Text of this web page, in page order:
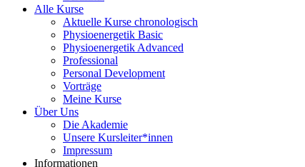
Alle Kurse
Aktuelle Kurse chronologisch
Physioenergetik Basic
Physioenergetik Advanced
Professional
Personal Development
Vorträge
Meine Kurse
Über Uns
Die Akademie
Unsere Kursleiter*innen
Impressum
Informationen